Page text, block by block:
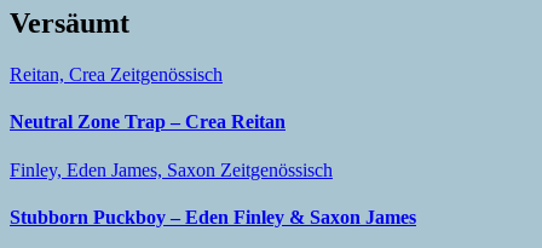
Versäumt
Reitan, Crea Zeitgenössisch
Neutral Zone Trap – Crea Reitan
Finley, Eden James, Saxon Zeitgenössisch
Stubborn Puckboy – Eden Finley & Saxon James